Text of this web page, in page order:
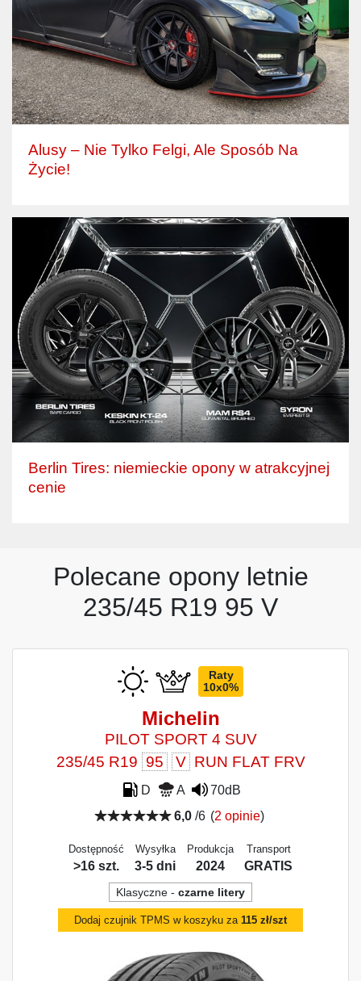
Alusy – Nie Tylko Felgi, Ale Sposób Na
Życie!
Berlin Tires: niemieckie opony w atrakcyjnej
cenie
Polecane opony letnie
235/45 R19 95 V
Raty
10x0%
Michelin
PILOT SPORT 4 SUV
235/45 R19 95 V RUN FLAT FRV
D A
70dB
6,0/6 (2 opinie)
Dostępność
>16 szt.
Wysyłka
3-5 dni
Produkcja
2024
Transport
GRATIS
Klasyczne - czarne litery
Dodaj czujnik TPMS w koszyku za 115 zł/szt